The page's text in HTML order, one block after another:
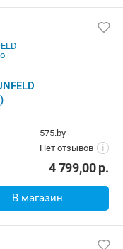
575.by
Нет отзывов
i
4 799,00р.
В магазин